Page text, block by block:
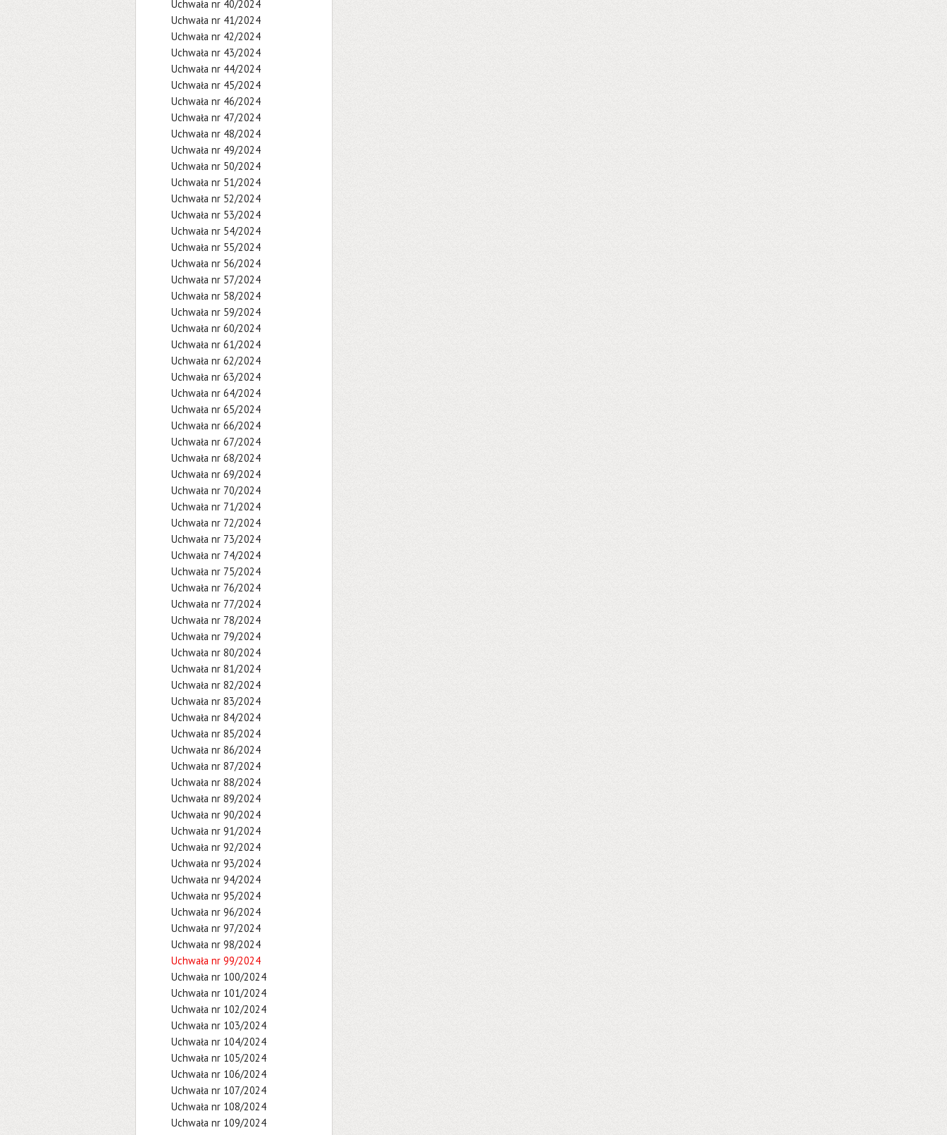
Uchwała nr 40/2024
Uchwała nr 41/2024
Uchwała nr 42/2024
Uchwała nr 43/2024
Uchwała nr 44/2024
Uchwała nr 45/2024
Uchwała nr 46/2024
Uchwała nr 47/2024
Uchwała nr 48/2024
Uchwała nr 49/2024
Uchwała nr 50/2024
Uchwała nr 51/2024
Uchwała nr 52/2024
Uchwała nr 53/2024
Uchwała nr 54/2024
Uchwała nr 55/2024
Uchwała nr 56/2024
Uchwała nr 57/2024
Uchwała nr 58/2024
Uchwała nr 59/2024
Uchwała nr 60/2024
Uchwała nr 61/2024
Uchwała nr 62/2024
Uchwała nr 63/2024
Uchwała nr 64/2024
Uchwała nr 65/2024
Uchwała nr 66/2024
Uchwała nr 67/2024
Uchwała nr 68/2024
Uchwała nr 69/2024
Uchwała nr 70/2024
Uchwała nr 71/2024
Uchwała nr 72/2024
Uchwała nr 73/2024
Uchwała nr 74/2024
Uchwała nr 75/2024
Uchwała nr 76/2024
Uchwała nr 77/2024
Uchwała nr 78/2024
Uchwała nr 79/2024
Uchwała nr 80/2024
Uchwała nr 81/2024
Uchwała nr 82/2024
Uchwała nr 83/2024
Uchwała nr 84/2024
Uchwała nr 85/2024
Uchwała nr 86/2024
Uchwała nr 87/2024
Uchwała nr 88/2024
Uchwała nr 89/2024
Uchwała nr 90/2024
Uchwała nr 91/2024
Uchwała nr 92/2024
Uchwała nr 93/2024
Uchwała nr 94/2024
Uchwała nr 95/2024
Uchwała nr 96/2024
Uchwała nr 97/2024
Uchwała nr 98/2024
Uchwała nr 99/2024
Uchwała nr 100/2024
Uchwała nr 101/2024
Uchwała nr 102/2024
Uchwała nr 103/2024
Uchwała nr 104/2024
Uchwała nr 105/2024
Uchwała nr 106/2024
Uchwała nr 107/2024
Uchwała nr 108/2024
Uchwała nr 109/2024